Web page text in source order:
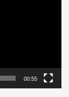
00:55